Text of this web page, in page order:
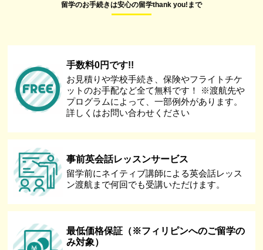
留学のお手続きは安心の留学thank you!まで
手数料0円です!!
お見積りや学校手続き、保険やフライトチケ
ットのお手配など全て無料です！ ※渡航先や
プログラムによって、一部例外があります。
詳しくはお問い合わせください
事前英会話レッスンサービス
留学前にネイティブ講師による英会話レッス
ン渡航まで何回でも受講いただけます。
最低価格保証（※フィリピンへのご留学の
み対象）